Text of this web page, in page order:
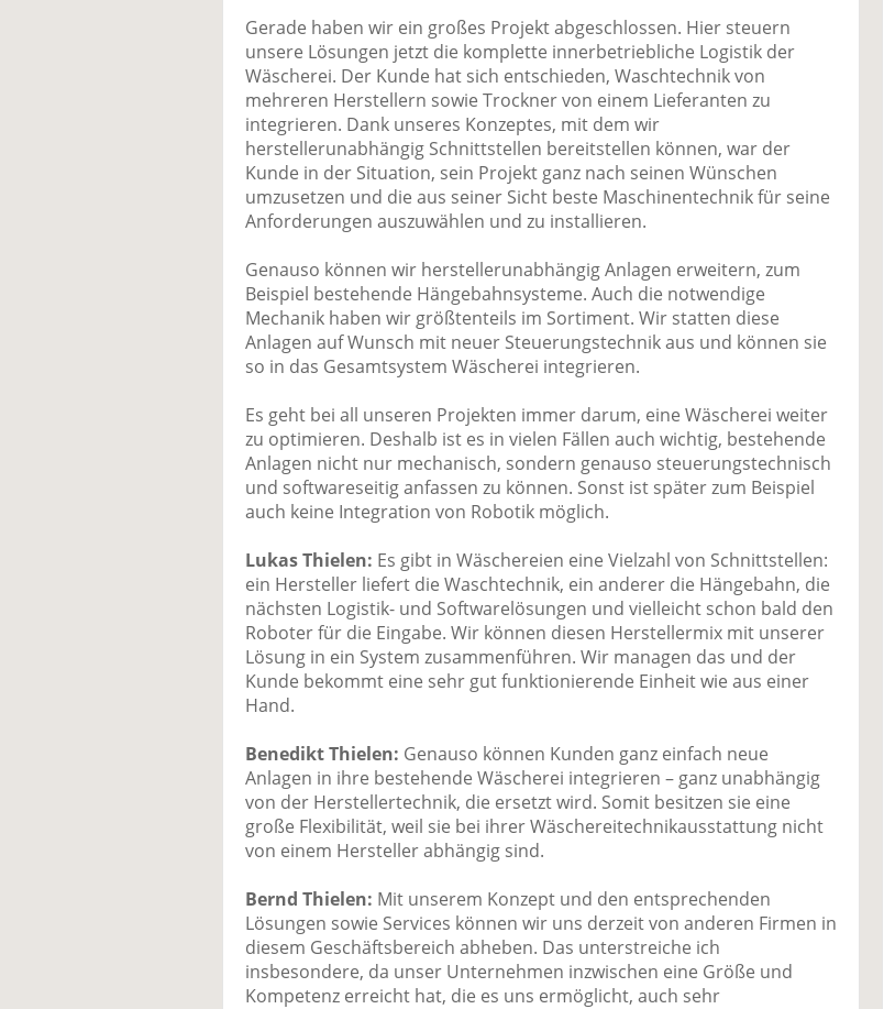
Gerade haben wir ein großes Projekt abgeschlossen. Hier steuern
unsere Lösungen jetzt die komplette innerbetriebliche Logistik der
Wäscherei. Der Kunde hat sich entschieden, Waschtechnik von
mehreren Herstellern sowie Trockner von einem Lieferanten zu
integrieren. Dank unseres Konzeptes, mit dem wir
herstellerunabhängig Schnittstellen bereitstellen können, war der
Kunde in der Situation, sein Projekt ganz nach seinen Wünschen
umzusetzen und die aus seiner Sicht beste Maschinentechnik für seine
Anforderungen auszuwählen und zu installieren.
Genauso können wir herstellerunabhängig Anlagen erweitern, zum
Beispiel bestehende Hängebahnsysteme. Auch die notwendige
Mechanik haben wir größtenteils im Sortiment. Wir statten diese
Anlagen auf Wunsch mit neuer Steuerungstechnik aus und können sie
so in das Gesamtsystem Wäscherei integrieren.
Es geht bei all unseren Projekten immer darum, eine Wäscherei weiter
zu optimieren. Deshalb ist es in vielen Fällen auch wichtig, bestehende
Anlagen nicht nur mechanisch, sondern genauso steuerungstechnisch
und softwareseitig anfassen zu können. Sonst ist später zum Beispiel
auch keine Integration von Robotik möglich.
Lukas Thielen: Es gibt in Wäschereien eine Vielzahl von Schnittstellen:
ein Hersteller liefert die Waschtechnik, ein anderer die Hängebahn, die
nächsten Logistik- und Softwarelösungen und vielleicht schon bald den
Roboter für die Eingabe. Wir können diesen Herstellermix mit unserer
Lösung in ein System zusammenführen. Wir managen das und der
Kunde bekommt eine sehr gut funktionierende Einheit wie aus einer
Hand.
Benedikt Thielen: Genauso können Kunden ganz einfach neue
Anlagen in ihre bestehende Wäscherei integrieren – ganz unabhängig
von der Herstellertechnik, die ersetzt wird. Somit besitzen sie eine
große Flexibilität, weil sie bei ihrer Wäschereitechnikausstattung nicht
von einem Hersteller abhängig sind.
Bernd Thielen: Mit unserem Konzept und den entsprechenden
Lösungen sowie Services können wir uns derzeit von anderen Firmen in
diesem Geschäftsbereich abheben. Das unterstreiche ich
insbesondere, da unser Unternehmen inzwischen eine Größe und
Kompetenz erreicht hat, die es uns ermöglicht, auch sehr